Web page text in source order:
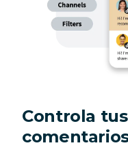
Controla